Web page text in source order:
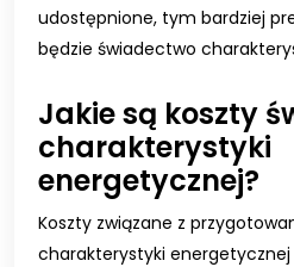
udostępnione, tym bardziej
będzie świadectwo
Jakie są koszty
charakterystyki
energetycznej?
Koszty związane z
charakterystyki